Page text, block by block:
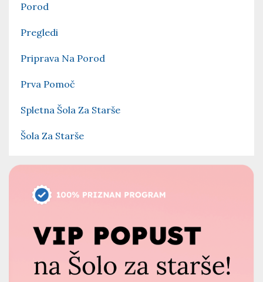
Porod
Pregledi
Priprava Na Porod
Prva Pomoč
Spletna Šola Za Starše
Šola Za Starše